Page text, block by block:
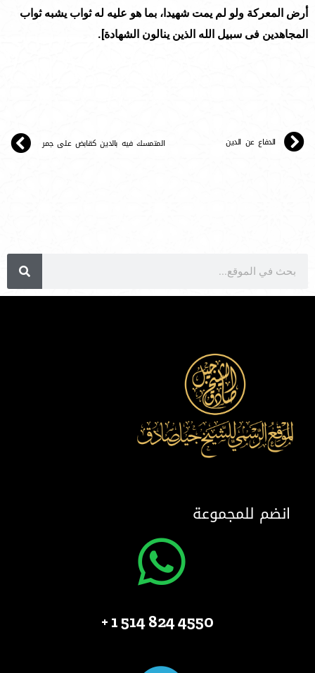
أرض المعركة ولو لم يمت شهيدا، بما هو عليه له ثواب يشبه ثواب
المجاهدين فى سبيل الله الذين ينالون الشهادة].
الدفاع عن الدين المتمسك فيه بالدين كقابض على جمر
انضم للمجموعة
4550 824 514 1 +